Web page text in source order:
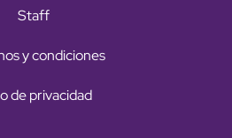
Staff
y condiciones
de privacidad